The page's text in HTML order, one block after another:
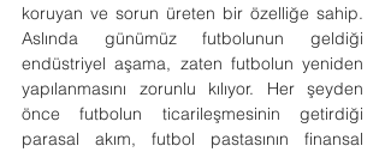
koruyan ve sorun üreten bir özelliğe sahip.
Aslında günümüz futbolunun geldiği
endüstriyel aşama, zaten futbolun yeniden
yapılanmasını zorunlu kılıyor. Her şeyden
önce futbolun ticarileşmesinin getirdiği
parasal akım, futbol pastasının finansal